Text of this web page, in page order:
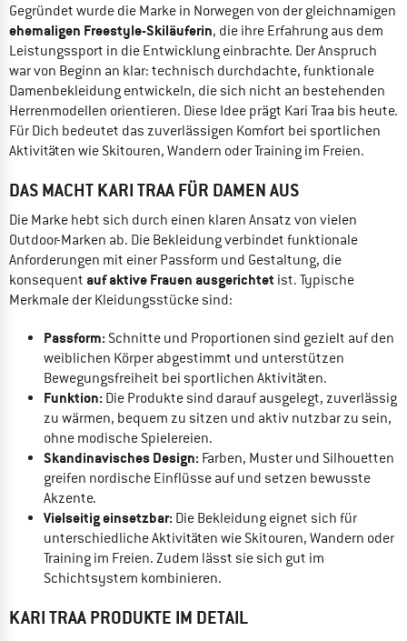
Gegründet wurde die Marke in Norwegen von der gleichnamigen
ehemaligen Freestyle-Skiläuferin, die ihre Erfahrung aus dem
Leistungssport in die Entwicklung einbrachte. Der Anspruch
war von Beginn an klar: technisch durchdachte, funktionale
Damenbekleidung entwickeln, die sich nicht an bestehenden
Herrenmodellen orientieren. Diese Idee prägt Kari Traa bis heute.
Für Dich bedeutet das zuverlässigen Komfort bei sportlichen
Aktivitäten wie Skitouren, Wandern oder Training im Freien.
DAS MACHT KARI TRAA FÜR DAMEN AUS
Die Marke hebt sich durch einen klaren Ansatz von vielen
Outdoor-Marken ab. Die Bekleidung verbindet funktionale
Anforderungen mit einer Passform und Gestaltung, die
konsequent auf aktive Frauen ausgerichtet ist. Typische
Merkmale der Kleidungsstücke sind:
Passform:Schnitte und Proportionen sind gezielt auf den
weiblichen Körper abgestimmt und unterstützen
Bewegungsfreiheit bei sportlichen Aktivitäten.
Funktion:Die Produkte sind darauf ausgelegt, zuverlässig
zu wärmen, bequem zu sitzen und aktiv nutzbar zu sein,
ohne modische Spielereien.
Skandinavisches Design:Farben, Muster und Silhouetten
greifen nordische Einflüsse auf und setzen bewusste
Akzente.
Vielseitig einsetzbar:Die Bekleidung eignet sich für
unterschiedliche Aktivitäten wie Skitouren, Wandern oder
Training im Freien. Zudem lässt sie sich gut im
Schichtsystem kombinieren.
KARI TRAA PRODUKTE IM DETAIL